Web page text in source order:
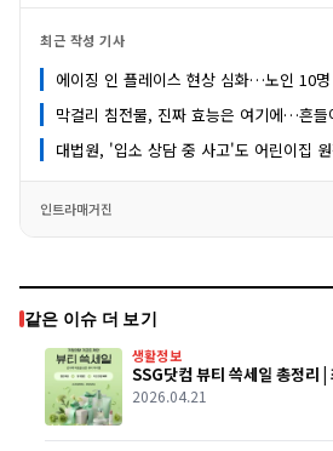
최근 작성 기사
에이징 인 플레이스 현상 심화…노인 10
막걸리 침전물, 진짜 효능은 여기에…흔
대법원, '입소 상담 중 사고'도 어린이집
인트라매거진
같은 이슈 더 보기
생활정보
SSG닷컴 뷰티 쓱세일 총정리
2026.04.21